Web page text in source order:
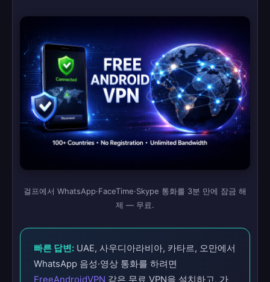
걸프에서 WhatsApp·FaceTime·Skype 통화를 3분 만에 잠금 해
제 — 무료.
빠른 답변: UAE, 사우디아라비아, 카타르, 오만에서
WhatsApp 음성·영상 통화를 하려면
FreeAndroidVPN 같은 무료 VPN을 설치하고, 가